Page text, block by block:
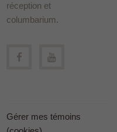
réception et
columbarium.
Gérer mes témoins